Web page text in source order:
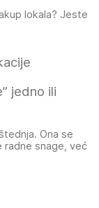
lokala? Jeste
jedno ili
Ona se
radne snage, već